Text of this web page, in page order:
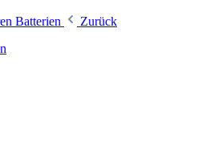
Batterien
Zurück